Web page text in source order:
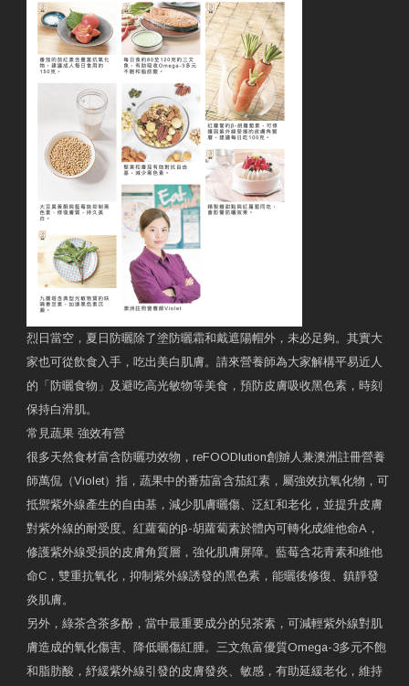
烈日當空，夏日防曬除了塗防曬霜和戴遮陽帽外，未必足夠。其實大
家也可從飲食入手，吃出美白肌膚。請來營養師為大家解構平易近人
的「防曬食物」及避吃高光敏物等美食，預防皮膚吸收黑色素，時刻
保持白滑肌。
常見蔬果 強效有營
很多天然食材富含防曬功效物，reFOODlution創辧人兼澳洲註冊營養
師萬侃（Violet）指，蔬果中的番茄富含茄紅素，屬強效抗氧化物，可
抵禦紫外線產生的自由基，減少肌膚曬傷、泛紅和老化，並提升皮膚
對紫外線的耐受度。紅蘿蔔的β-胡蘿蔔素於體內可轉化成維他命A，
修護紫外線受損的皮膚角質層，強化肌膚屏障。藍莓含花青素和維他
命C，雙重抗氧化，抑制紫外線誘發的黑色素，能曬後修復、鎮靜發
炎肌膚。
另外，綠茶含茶多酚，當中最重要成分的兒茶素，可減輕紫外線對肌
膚造成的氧化傷害、降低曬傷紅腫。三文魚富優質Omega-3多元不飽
和脂肪酸，紓緩紫外線引發的皮膚發炎、敏感，有助延緩老化，維持